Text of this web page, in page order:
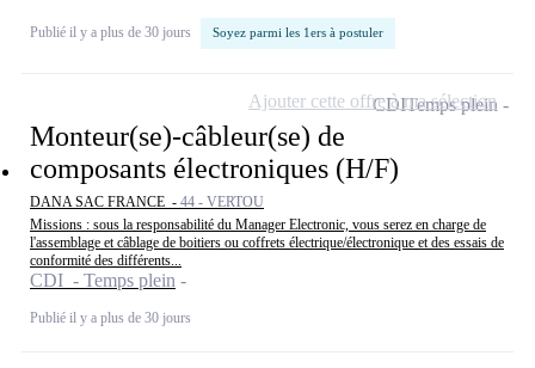
Publié il y a plus de 30 jours Soyez parmi les 1ers à postuler
Monteur(se)-câbleur(se) de
composants électroniques (H/F)
DANA SAC FRANCE - 44 - VERTOU
Missions : sous la responsabilité du Manager Electronic, vous serez en charge de
l'assemblage et câblage de boitiers ou coffrets électrique/électronique et des essais de
conformité des différents...
CDI - Temps plein
Publié il y a plus de 30 jours
CDITemps plein
Ajouter cette offre à ma sélection